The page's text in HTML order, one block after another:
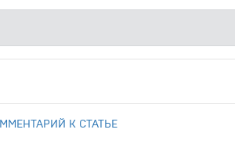
К СТАТЬЕ